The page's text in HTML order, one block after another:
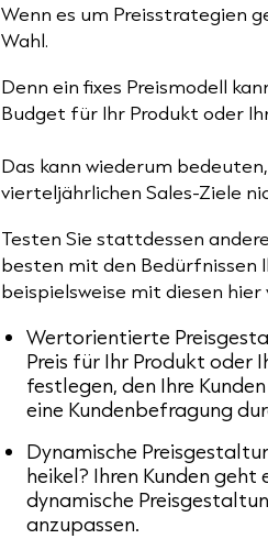
Wenn es um Preisstrategien
Wahl.
Denn ein fixes Preismodell
Budget für Ihr Produkt oder
Das kann wiederum
vierteljährlichen Sales-Ziele
Testen Sie stattdessen
besten mit den Bedürfnissen
beispielsweise mit diesen hier
Wertorientierte
Preis für Ihr Produkt oder
festlegen, den Ihre
eine Kundenbefragung
Dynamische
heikel? Ihren Kunden geht
dynamische
anzupassen.